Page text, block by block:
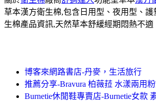
草本漢方衛生棉,包含日用型、夜用型、
生棉產品資訊,天然草本舒緩經期悶熱不適
博客來網路書店-丹麥，生活旅行
推薦分享-Bravura 柏薇菈 水漾兩用
Burnetie休閒鞋專賣店-Burnetie女款